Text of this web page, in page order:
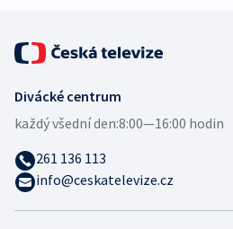
Divácké centrum
každý všední den:8:00—16:00 hodin
261 136 113
info@ceskatelevize.cz